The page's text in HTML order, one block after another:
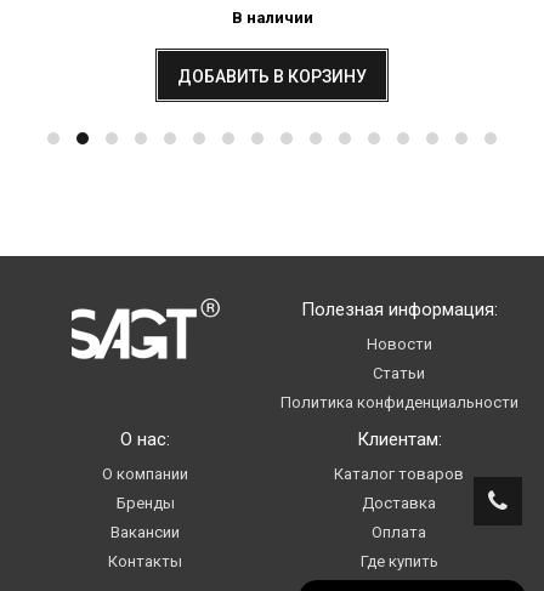
В наличии
ДОБАВИТЬ В КОРЗИНУ
О нас:
О компании
Бренды
Вакансии
Контакты
Клиентам:
Каталог товаров
Доставка
Оплата
Где купить
Полезная информация:
Новости
Статьи
Политика конфиденциальности